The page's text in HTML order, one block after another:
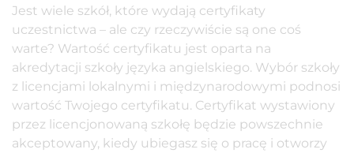
Jest wiele szkół, które wydają certyfikaty
uczestnictwa – ale czy rzeczywiście są one coś
warte? Wartość certyfikatu jest oparta na
akredytacji szkoły języka angielskiego. Wybór szkoły
z licencjami lokalnymi i międzynarodowymi podnosi
wartość Twojego certyfikatu. Certyfikat wystawiony
przez licencjonowaną szkołę będzie powszechnie
akceptowany, kiedy ubiegasz się o pracę i otworzy